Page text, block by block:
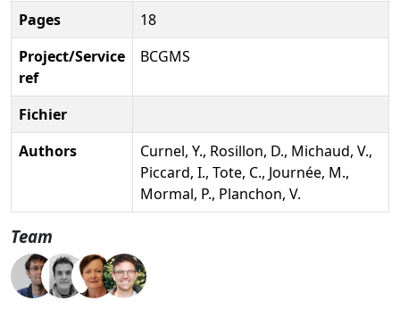
Pages
18
Project/Service
ref
BCGMS
Fichier
Authors
Curnel, Y., Rosillon, D., Michaud, V.,
Piccard, I., Tote, C., Journée, M.,
Mormal, P., Planchon, V.
Team